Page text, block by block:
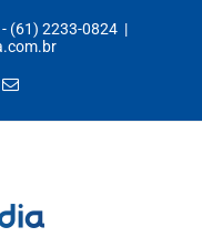
- (61) 2233-0824 |
E-